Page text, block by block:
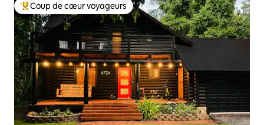
Coup de cœur voyageurs parmi les plus aimés
Coup de cœur voyageurs